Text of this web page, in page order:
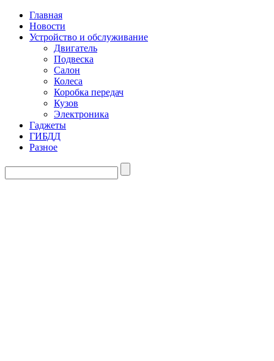
Главная
Новости
Устройство и обслуживание
Двигатель
Подвеска
Салон
Колеса
Коробка передач
Кузов
Электроника
Гаджеты
ГИБДД
Разное